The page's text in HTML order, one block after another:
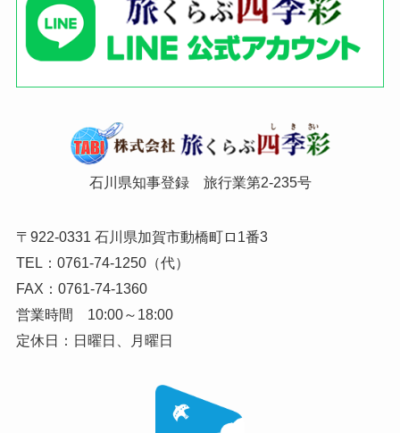
石川県知事登録 旅行業第2-235号
〒922-0331 石川県加賀市動橋町ロ1番3
TEL：0761-74-1250（代）
FAX：0761-74-1360
営業時間 10:00～18:00
定休日：日曜日、月曜日